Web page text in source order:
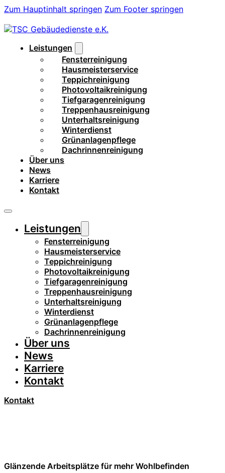
Zum Hauptinhalt springen Zum Footer springen
Leistungen
Fensterreinigung
Hausmeisterservice
Teppichreinigung
Photovoltaikreinigung
Tiefgaragenreinigung
Treppenhausreinigung
Unterhaltsreinigung
Winterdienst
Grünanlagenpflege
Dachrinnenreinigung
Über uns
News
Karriere
Kontakt
Leistungen
Fensterreinigung
Hausmeisterservice
Teppichreinigung
Photovoltaikreinigung
Tiefgaragenreinigung
Treppenhausreinigung
Unterhaltsreinigung
Winterdienst
Grünanlagenpflege
Dachrinnenreinigung
Über uns
News
Karriere
Kontakt
Kontakt
Glänzende Arbeitsplätze für mehr Wohlbefinden